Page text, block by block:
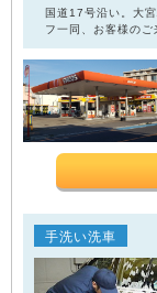
国道17号沿い。大
フ一同、お客様のご
手洗い洗車